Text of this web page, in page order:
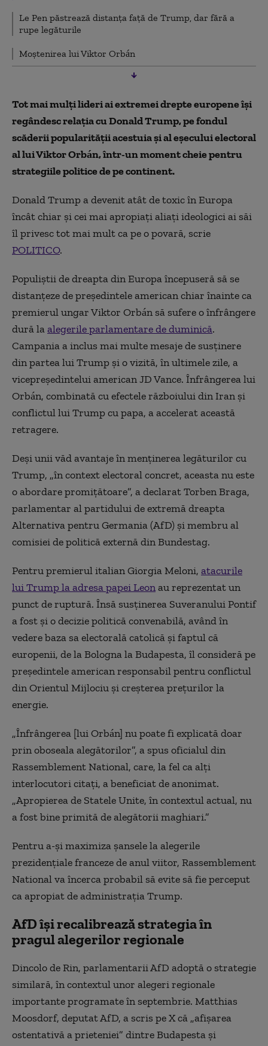
Le Pen păstrează distanţa faţă de Trump, dar fără a
rupe legăturile
Moştenirea lui Viktor Orbán
Tot mai mulţi lideri ai extremei drepte europene îşi
regândesc relaţia cu Donald Trump, pe fondul
scăderii popularităţii acestuia şi al eşecului electoral
al lui Viktor Orbán, într-un moment cheie pentru
strategiile politice de pe continent.
Donald Trump a devenit atât de toxic în Europa
încât chiar şi cei mai apropiaţi aliaţi ideologici ai săi
îl privesc tot mai mult ca pe o povară, scrie
POLITICO.
Populiştii de dreapta din Europa începuseră să se
distanţeze de preşedintele american chiar înainte ca
premierul ungar Viktor Orbán să sufere o înfrângere
dură laalegerile parlamentare de duminică.
Campania a inclus mai multe mesaje de susţinere
din partea lui Trump şi o vizită, în ultimele zile, a
vicepreşedintelui american JD Vance. Înfrângerea lui
Orbán, combinată cu efectele războiului din Iran şi
conflictul lui Trump cu papa, a accelerat această
retragere.
Deşi unii văd avantaje în menţinerea legăturilor cu
Trump, „în context electoral concret, aceasta nu este
o abordare promiţătoare”, a declarat Torben Braga,
parlamentar al partidului de extremă dreapta
Alternativa pentru Germania (AfD) şi membru al
comisiei de politică externă din Bundestag.
Pentru premierul italian Giorgia Meloni, atacurile
lui Trump la adresa papei Leonau reprezentat un
punct de ruptură. Însă susţinerea Suveranului Pontif
a fost şi o decizie politică convenabilă, având în
vedere baza sa electorală catolică şi faptul că
europenii, de la Bologna la Budapesta, îl consideră pe
preşedintele american responsabil pentru conflictul
din Orientul Mijlociu şi creşterea preţurilor la
energie.
„Înfrângerea [lui Orbán] nu poate fi explicată doar
prin oboseala alegătorilor”, a spus oficialul din
Rassemblement National, care, la fel ca alţi
interlocutori citaţi, a beneficiat de anonimat.
„Apropierea de Statele Unite, în contextul actual, nu
a fost bine primită de alegătorii maghiari.”
Pentru a-şi maximiza şansele la alegerile
prezidenţiale franceze de anul viitor, Rassemblement
National va încerca probabil să evite să fie perceput
ca apropiat de administraţia Trump.
AfD îşi recalibrează strategia în
pragul alegerilor regionale
Dincolo de Rin, parlamentarii AfD adoptă o strategie
similară, în contextul unor alegeri regionale
importante programate în septembrie. Matthias
Moosdorf, deputat AfD, a scris pe X că „afişarea
ostentativă a prieteniei” dintre Budapesta şi